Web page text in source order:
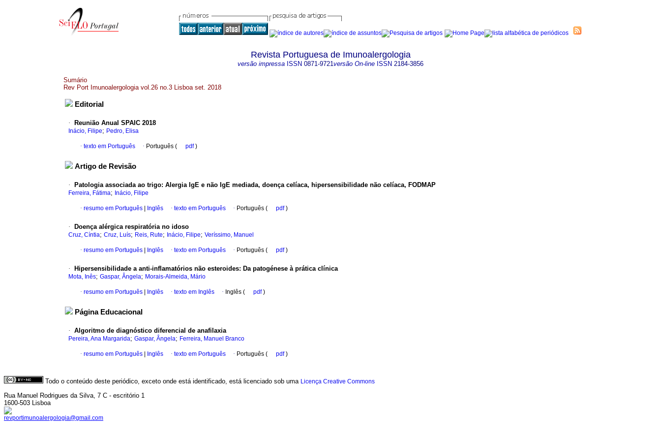
Revista Portuguesa de Imunoalergologia
versão impressa ISSN 0871-9721versão On-line ISSN 2184-3856
Sumário
Rev Port Imunoalergologia vol.26 no.3 Lisboa set. 2018
Editorial
· Reunião Anual SPAIC 2018
Inácio, Filipe; Pedro, Elisa
· texto em Português · Português ( pdf)
Artigo de Revisão
· Patologia associada ao trigo: Alergia IgE e não IgE mediada, doença celíaca, hipersensibilidade não celíaca, FODMAP
Ferreira, Fátima; Inácio, Filipe
· resumo em Português Inglês · texto em Português · Português ( pdf)
· Doença alérgica respiratória no idoso
Cruz, Cíntia; Cruz, Luís; Reis, Rute; Inácio, Filipe; Veríssimo, Manuel
· resumo em Português Inglês · texto em Português · Português ( pdf)
· Hipersensibilidade a anti-inflamatórios não esteroides: Da patogénese à prática clínica
Mota, Inês; Gaspar, Ângela; Morais-Almeida, Mário
· resumo em Português Inglês · texto em Inglês · Inglês ( pdf)
Página Educacional
· Algoritmo de diagnóstico diferencial de anafilaxia
Pereira, Ana Margarida; Gaspar, Ângela; Ferreira, Manuel Branco
· resumo em Português Inglês · texto em Português · Português ( pdf)
Todo o conteúdo deste periódico, exceto onde está identificado, está licenciado sob uma Licença Creative Commons
Rua Manuel Rodrigues da Silva, 7 C - escritório 1
1600-503 Lisboa
revportimunoalergologia@gmail.com